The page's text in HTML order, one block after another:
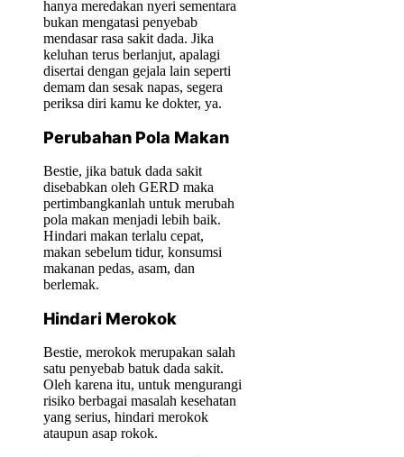
hanya meredakan nyeri sementara
bukan mengatasi penyebab
mendasar rasa sakit dada. Jika
keluhan terus berlanjut, apalagi
disertai dengan gejala lain seperti
demam dan sesak napas, segera
periksa diri kamu ke dokter, ya.
Perubahan Pola Makan
Bestie, jika batuk dada sakit
disebabkan oleh GERD maka
pertimbangkanlah untuk merubah
pola makan menjadi lebih baik.
Hindari makan terlalu cepat,
makan sebelum tidur, konsumsi
makanan pedas, asam, dan
berlemak.
Hindari Merokok
Bestie, merokok merupakan salah
satu penyebab batuk dada sakit.
Oleh karena itu, untuk mengurangi
risiko berbagai masalah kesehatan
yang serius, hindari merokok
ataupun asap rokok.